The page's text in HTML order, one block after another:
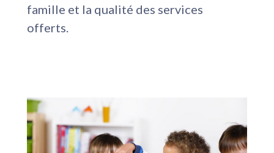
famille et la qualité des services
offerts.